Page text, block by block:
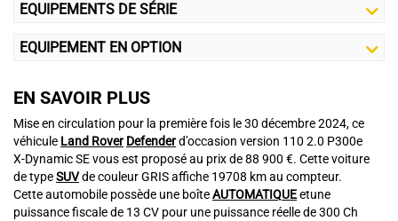
EQUIPEMENTS DE SÉRIE
EQUIPEMENT EN OPTION
EN SAVOIR PLUS
Mise en circulation pour la première fois le 30 décembre 2024, ce
véhicule Land Rover Defenderd’occasion version 110 2.0 P300e
X-Dynamic SE vous est proposé au prix de 88 900 €. Cette voiture
de typeSUVde couleur GRIS affiche 19708 km au compteur.
Cette automobile possède une boîteAUTOMATIQUEetune
puissance fiscale de 13 CV pour une puissance réelle de 300 Ch